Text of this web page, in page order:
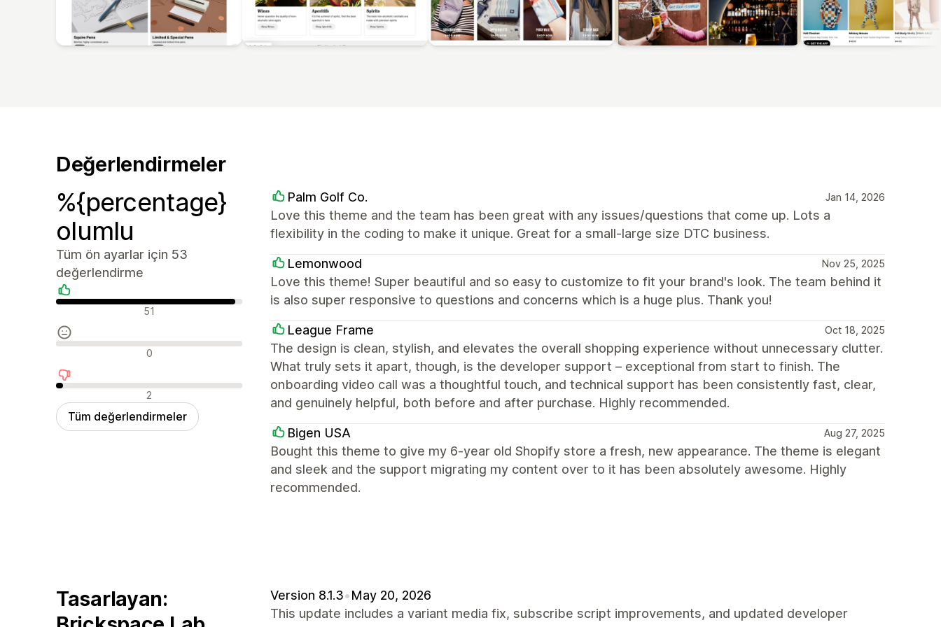
Değerlendirmeler
%{percentage}
olumlu
Tüm ön ayarlar için 53
değerlendirme
Olumlu değerlendirmeler
51
Nötr değerlendirmeler
0
Olumsuz değerlendirmeler
2
Tüm değerlendirmeler
Palm Golf Co. Jan 14, 2026
Love this theme and the team has been great with any issues/questions that come up. Lots a
flexibility in the coding to make it unique. Great for a small-large size DTC business.
Lemonwood Nov 25, 2025
Love this theme! Super beautiful and so easy to customize to fit your brand's look. The team behind it
is also super responsive to questions and concerns which is a huge plus. Thank you!
League Frame Oct 18, 2025
The design is clean, stylish, and elevates the overall shopping experience without unnecessary clutter.
What truly sets it apart, though, is the developer support – exceptional from start to finish. The
onboarding video call was a thoughtful touch, and technical support has been consistently fast, clear,
and genuinely helpful, both before and after purchase. Highly recommended.
Bigen USA Aug 27, 2025
Bought this theme to give my 6-year old Shopify store a fresh, new appearance. The theme is elegant
and sleek and the support migrating my content over to it has been absolutely awesome. Highly
recommended.
Tasarlayan:
Version 8.1.3•May 20, 2026
This update includes a variant media fix, subscribe script improvements, and updated developer